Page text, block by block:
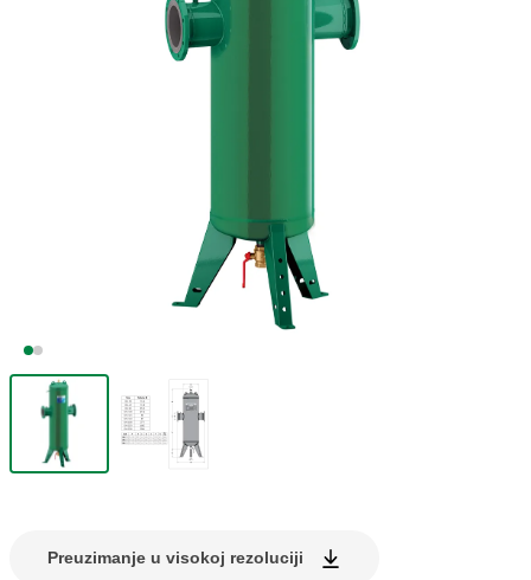
Preuzimanje u visokoj rezoluciji